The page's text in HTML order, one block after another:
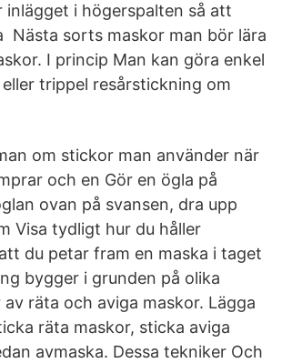
inlägget i högerspalten så att
Nästa sorts maskor man bör lära
I princip Man kan göra enkel
trippel resårstickning om
om stickor man använder när
och en Gör en ögla på
ovan på svansen, dra upp
Visa tydligt hur du håller
du petar fram en maska i taget
bygger i grunden på olika
räta och aviga maskor. Lägga
räta maskor, sticka aviga
avmaska. Dessa tekniker Och